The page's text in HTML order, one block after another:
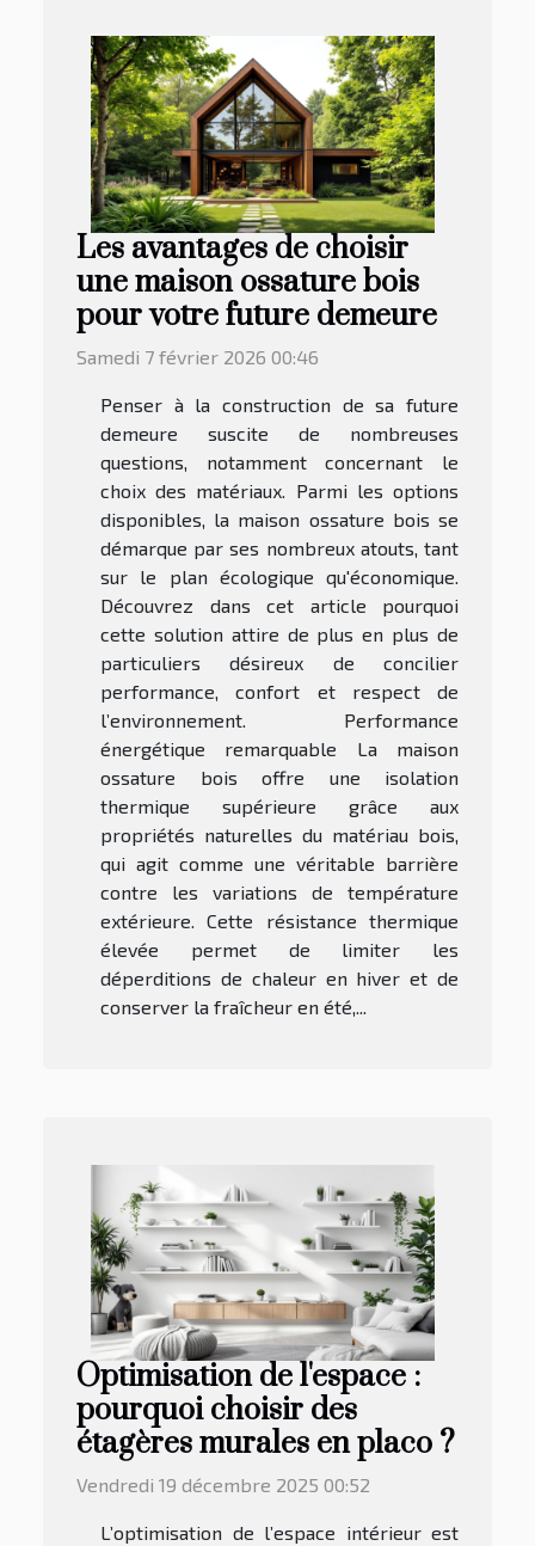
Les avantages de choisir
une maison ossature bois
pour votre future demeure
Samedi 7 février 2026 00:46
Penser à la construction de sa future
demeure suscite de nombreuses
questions, notamment concernant le
choix des matériaux. Parmi les options
disponibles, la maison ossature bois se
démarque par ses nombreux atouts, tant
sur le plan écologique qu'économique.
Découvrez dans cet article pourquoi
cette solution attire de plus en plus de
particuliers désireux de concilier
performance, confort et respect de
l’environnement. Performance
énergétique remarquable La maison
ossature bois offre une isolation
thermique supérieure grâce aux
propriétés naturelles du matériau bois,
qui agit comme une véritable barrière
contre les variations de température
extérieure. Cette résistance thermique
élevée permet de limiter les
déperditions de chaleur en hiver et de
conserver la fraîcheur en été,...
Optimisation de l'espace :
pourquoi choisir des
étagères murales en placo ?
Vendredi 19 décembre 2025 00:52
L’optimisation de l’espace intérieur est